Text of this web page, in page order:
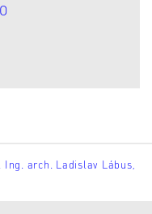
Ing. arch. Ladislav Lábus,